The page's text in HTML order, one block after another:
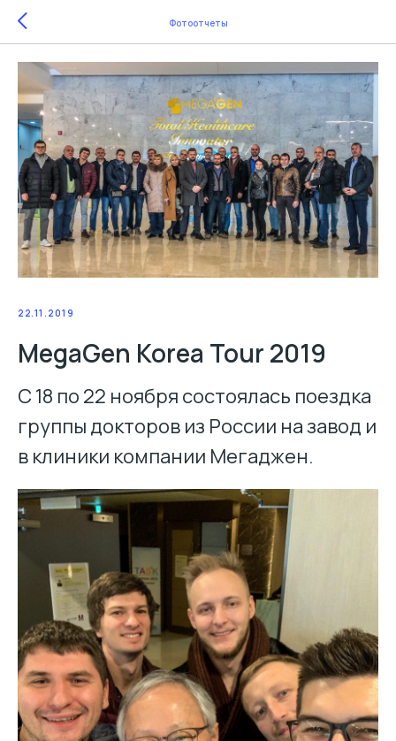
Фотоотчеты
22.11.2019
MegaGen Korea Tour 2019
С 18 по 22 ноября состоялась поездка
группы докторов из России на завод и
в клиники компании Мегаджен.